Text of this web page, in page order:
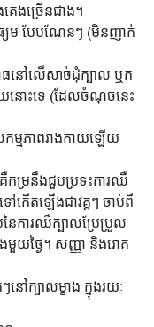
េងច្រើនជាង។
យម បែបណែនៗ (មិនញាក់
ធនៅលើសាច់ដុំក្បាល ឬក
យនោះទេ (ដែលចំណុចនេះ
ម្មភាពរាងកាយឡើយ
កម្រនឹងជួបប្រទះការឈឺ
កើតឡើងជាវគ្គៗ ចាប់ពី
ការឈឺក្បាលប្រែប្រួល
មួយថ្ងៃ។ សញ្ញា និងរោគ
ៅក្បាលម្ខាង ក្នុងរយៈ